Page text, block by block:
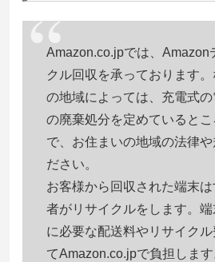
Amazon.co.jpでは、Amazon
クル回収を承っております
の地域によっては、充電式
の廃棄処分を定めていると
で、お住まいの地域の法律や
ださい。
お客様から回収された端末
者がリサイクルをします。
に必要な配送料やリサイク
てAmazon.co.jpで負担します